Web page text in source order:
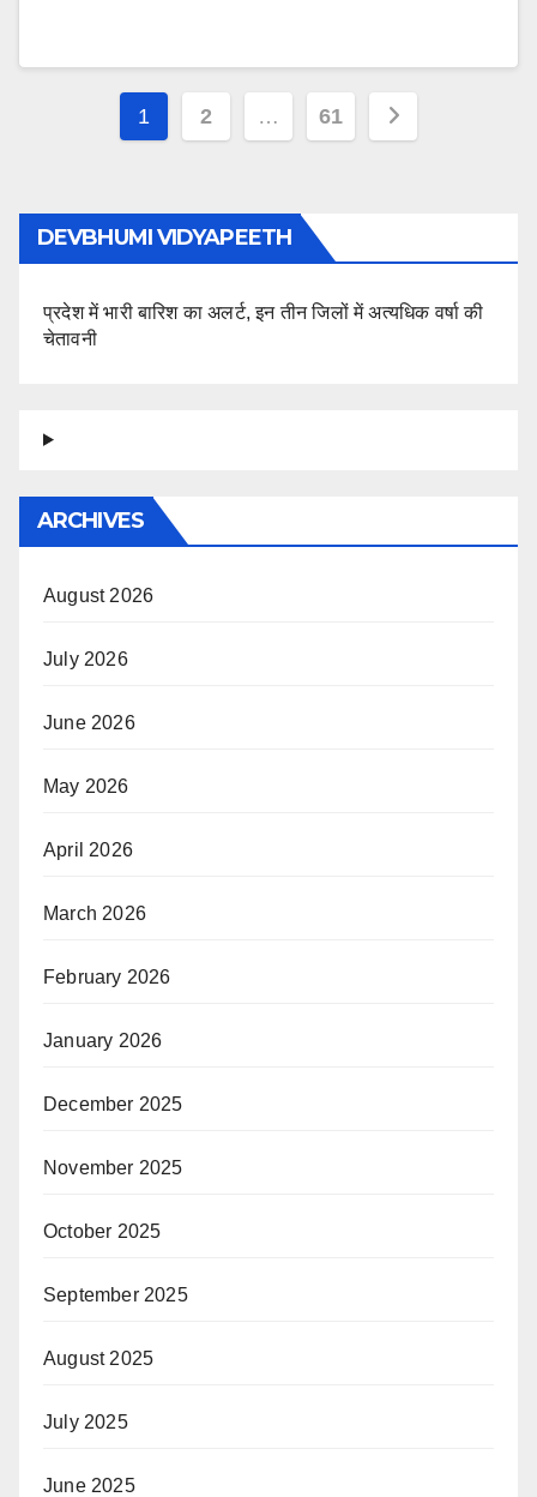
Posts
1 2 … 61
DEVBHUMI VIDYAPEETH
प्रदेश में भारी बारिश का अलर्ट, इन तीन जिलों में अत्यधिक वर्षा की
चेतावनी
ARCHIVES
August 2026
July 2026
June 2026
May 2026
April 2026
March 2026
February 2026
January 2026
December 2025
November 2025
October 2025
September 2025
August 2025
July 2025
June 2025